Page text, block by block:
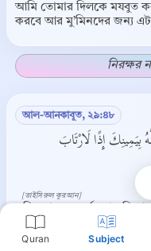
Quran Subject
আমি তোমার দিলকে মযবুত
করবে আর মু’মিনদের জন্য
নিরক্ষর
আল-আনকাবূত, ২৯:৪৮
إِذًا لَارْتَابَ
তুমি তো এর পূর্বে কোন
কিতাব লেখনি, এমন হলে
[তাইসিরুল কুরআন]